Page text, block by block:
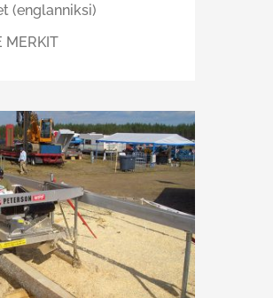
(englanniksi)
MERKIT